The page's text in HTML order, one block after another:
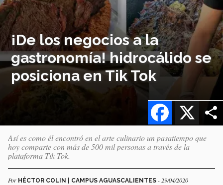
¡De los negocios a la
gastronomía! hidrocálido se
posiciona en Tik Tok
X
Facebook
Así es como él encontró en el arte culinario un pasatiempo que
hoy comparte con más de 500 mil personas a través de la
plataforma Tik Tok.
Por HÉCTOR COLIN | CAMPUS AGUASCALIENTES - 29/04/2020